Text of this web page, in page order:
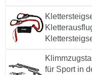
für Sport in